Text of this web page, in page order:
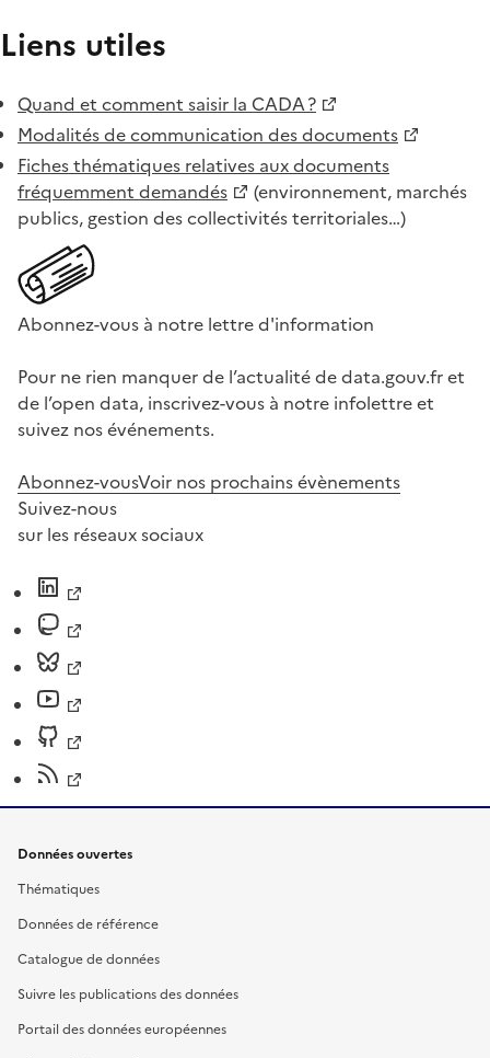
Liens utiles
Quand et comment saisir la CADA ?
Modalités de communication des documents
Fiches thématiques relatives aux documents
fréquemment demandés
(environnement, marchés
publics, gestion des collectivités territoriales…)
Abonnez-vous à notre lettre d'information
Pour ne rien manquer de l’actualité de data.gouv.fr et
de l’open data, inscrivez-vous à notre infolettre et
suivez nos événements.
Abonnez-vousVoir nos prochains évènements
Suivez-nous
sur les réseaux sociaux
Données ouvertes
Thématiques
Données de référence
Catalogue de données
Suivre les publications des données
Portail des données européennes